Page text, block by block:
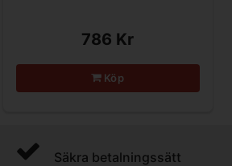
786 Kr
Köp
Säkra betalningssätt